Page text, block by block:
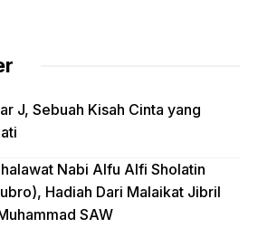
J, Sebuah Kisah Cinta yang
Nabi Alfu Alfi Sholatin
Hadiah Dari Malaikat Jibril
SAW